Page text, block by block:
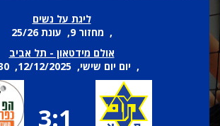
ליגת על נשים
, מחזור 9, עונת 25/26
אולם מידטאון - תל אביב
, יום יום שישי, 12/12/2025, 13:30
3:1